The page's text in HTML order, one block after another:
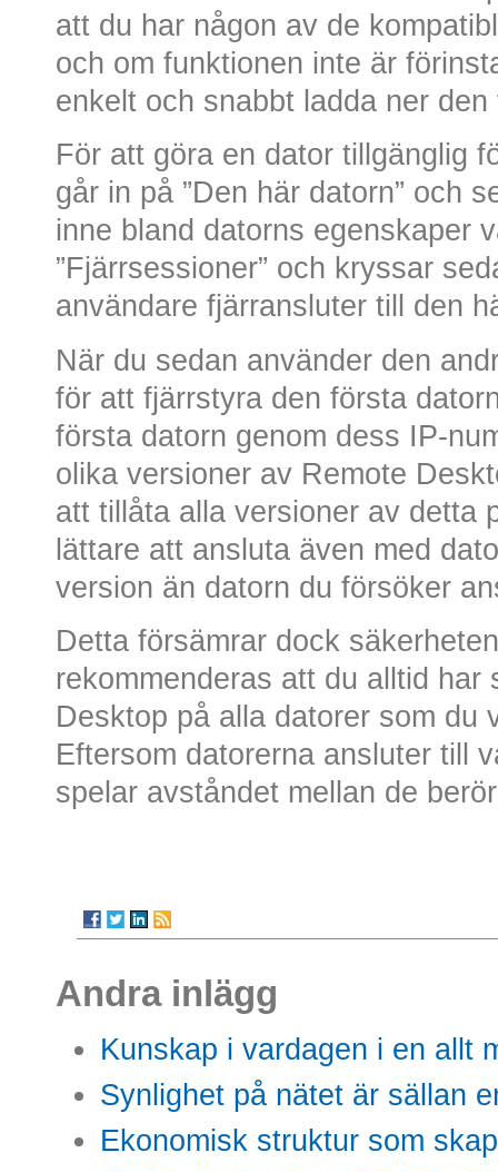
att du har någon av de
och om funktionen inte är
enkelt och snabbt ladda ner
För att göra en dator tillgänglig
går in på ”Den här datorn” och
inne bland datorns egenskaper
”Fjärrsessioner” och kryssar
användare fjärransluter till den
När du sedan använder den
för att fjärrstyra den första
första datorn genom dess IP-
olika versioner av Remote
att tillåta alla versioner av detta
lättare att ansluta även med
version än datorn du försöker
Detta försämrar dock
rekommenderas att du alltid har
Desktop på alla datorer som du
Eftersom datorerna ansluter till
spelar avståndet mellan de
Andra inlägg
Kunskap i vardagen i en allt
Synlighet på nätet är sällan
Ekonomisk struktur som